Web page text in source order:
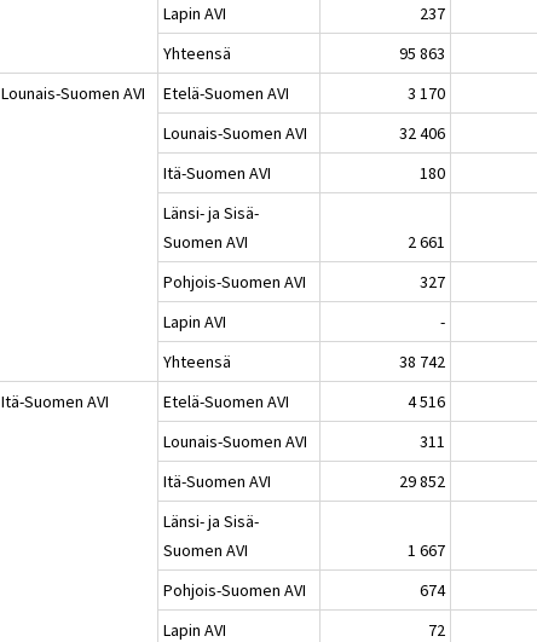
Lapin AVI
237
Yhteensä
95 863
Lounais-Suomen AVI
Etelä-Suomen AVI 3 170
Lounais-Suomen AVI
32 406
Itä-Suomen AVI
180
Länsi- ja Sisä-
Suomen AVI
2 661
Pohjois-Suomen AVI
327
Lapin AVI
-
Yhteensä
38 742
Itä-Suomen AVI
Etelä-Suomen AVI 4 516
Lounais-Suomen AVI
311
Itä-Suomen AVI
29 852
Länsi- ja Sisä-
Suomen AVI
1 667
Pohjois-Suomen AVI
674
Lapin AVI
72